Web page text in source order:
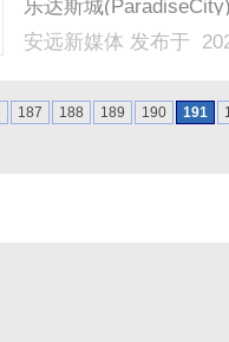
乐达斯城
元。在这次前往韩国
游景点，并通过......
安远新媒体 发布于
187 188 189 190 191